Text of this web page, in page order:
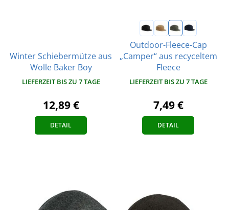
Winter Schiebermütze aus
Wolle Baker Boy
LIEFERZEIT BIS ZU 7 TAGE
12,89 €
DETAIL
Outdoor-Fleece-Cap
„Camper“ aus recyceltem
Fleece
LIEFERZEIT BIS ZU 7 TAGE
7,49 €
DETAIL